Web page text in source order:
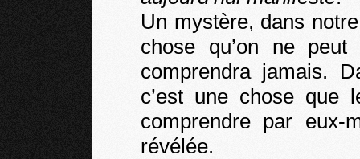
Un mystère, dans
chose qu’on ne
comprendra jamais.
c’est une chose que
comprendre par
révélée.